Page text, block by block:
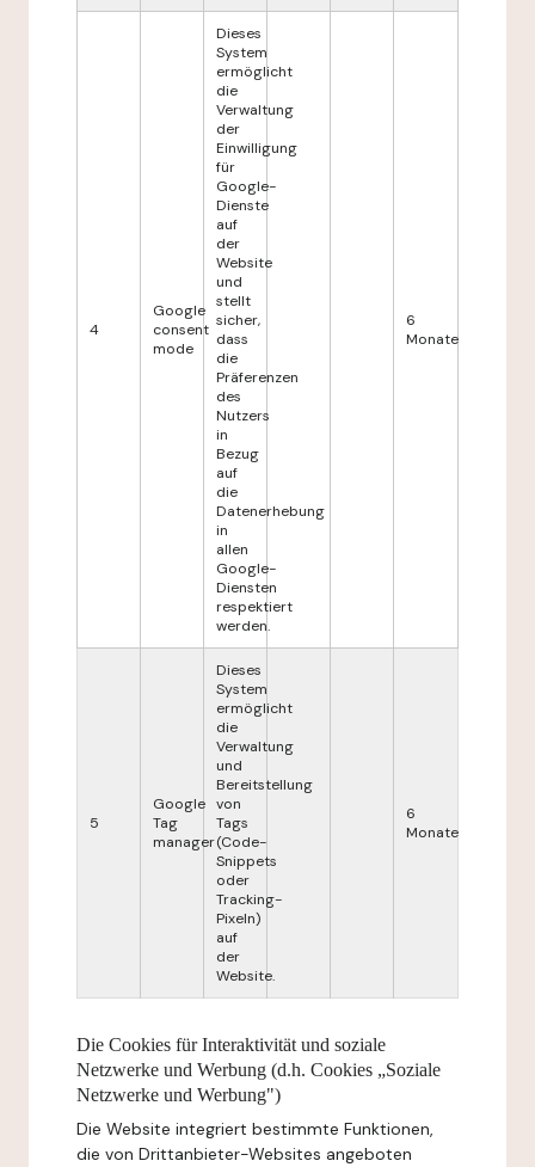
4
Google
consent
mode
Dieses
System
ermöglicht
die
Verwaltung
der
Einwilligung
für
Google-
Dienste
auf
der
Website
und
stellt
sicher,
dass
die
Präferenzen
des
Nutzers
in
Bezug
auf
die
Datenerhebung
in
allen
Google-
Diensten
respektiert
werden.
6
Monate
5
Google
Tag
manager
Dieses
System
ermöglicht
die
Verwaltung
und
Bereitstellung
von
Tags
(Code-
Snippets
oder
Tracking-
Pixeln)
auf
der
Website.
6
Monate
Die Cookies für Interaktivität und soziale
Netzwerke und Werbung (d.h. Cookies „Soziale
Netzwerke und Werbung")
Die Website integriert bestimmte Funktionen,
die von Drittanbieter-Websites angeboten